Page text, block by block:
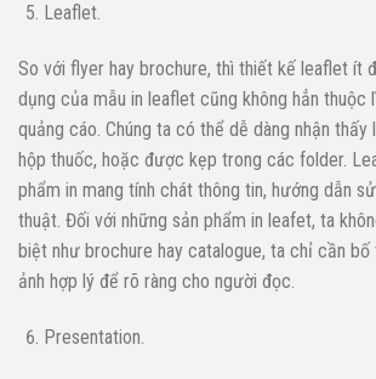
Leaflet.
So với flyer hay brochure, thì thiết kế leaflet ít
dụng của mẫu in leaflet cũng không hẳn thuộc
quảng cáo. Chúng ta có thể dễ dàng nhận
hộp thuốc, hoặc được kẹp trong các folder.
phẩm in mang tính chát thông tin, hướng dẫn
thuật. Đối với những sản phẩm in leafet, ta
biệt như brochure hay catalogue, ta chỉ cần bố
ảnh hợp lý để rõ ràng cho người đọc.
Presentation.